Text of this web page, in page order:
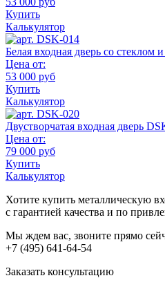
Купить
Калькулятор
Белая входная дверь со стеклом
Цена от:
53 000 руб
Купить
Калькулятор
Двустворчатая входная дверь
Цена от:
79 000 руб
Купить
Калькулятор
Хотите купить металлическую
с гарантией качества и по
Мы ждем вас, звоните прямо
+7 (495) 641-64-54
Заказать консультацию